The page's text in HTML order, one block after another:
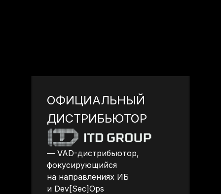
ОФИЦИАЛЬНЫЙ
ДИСТРИБЬЮТОР
— VAD-дистрибьютор,
фокусирующийся
на направлениях ИБ
и Dev[Sec]Ops